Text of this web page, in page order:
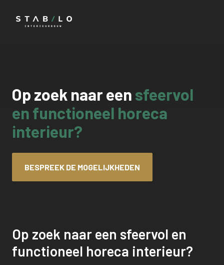
Op zoek naar een sfeervol
en functioneel horeca
interieur?
BESPREEK DE MOGELIJKHEDEN
Op zoek naar een sfeervol en
functioneel horeca interieur?